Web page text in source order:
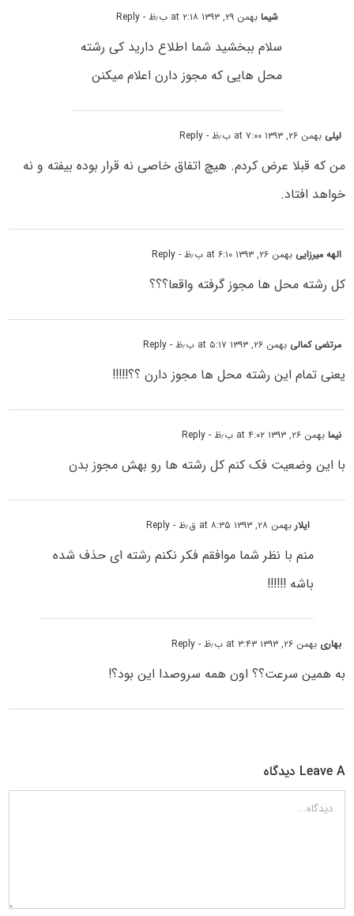
شیمابهمن ۲۹, ۱۳۹۳ at ۲:۱۸ ب٫ظ - Reply
سلام ببخشید شما اطلاع دارید کی رشته
محل هایی که مجوز دارن اعلام میکنن
لیلی بهمن ۲۶, ۱۳۹۳ at ۷:۰۰ ب٫ظ - Reply
من که قبلا عرض کردم. هیچ اتفاق خاصی نه قرار بوده بیفته و نه
خواهد افتاد.
الهه میرزایی بهمن ۲۶, ۱۳۹۳ at ۶:۱۰ ب٫ظ - Reply
کل رشته محل ها مجوز گرفته واقعا؟؟؟
مرتضی کمالی بهمن ۲۶, ۱۳۹۳ at ۵:۱۷ ب٫ظ - Reply
یعنی تمام این رشته محل ها مجوز دارن ؟؟!!!!!
نیمابهمن ۲۶, ۱۳۹۳ at ۴:۰۲ ب٫ظ - Reply
با این وضعیت فک کنم کل رشته ها رو بهش مجوز بدن
ایلاربهمن ۲۸, ۱۳۹۳ at ۸:۳۵ ق٫ظ - Reply
منم با نظر شما موافقم فکر نکنم رشته ای حذف شده
باشه !!!!!!
بهاری بهمن ۲۶, ۱۳۹۳ at ۳:۴۳ ب٫ظ - Reply
به همین سرعت؟؟ اون همه سروصدا این بود؟!
Leave A دیدگاه
دیدگاه